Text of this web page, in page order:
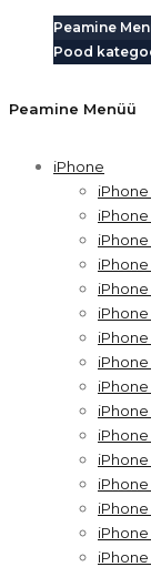
Peamine
Pood
Peamine Menüü
iPhone
iPhone
iPhone
iPhone
iPhone
iPhone
iPhone
iPhone
iPhone
iPhone
iPhone
iPhone
iPhone
iPhone
iPhone
iPhone
iPhone